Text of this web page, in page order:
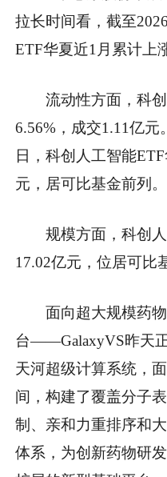
拉长时间看，截至
ETF华夏近1月累计上
流动性方面，科
6.56%，成交1.11亿
日，科创人工智能
元，居可比基金前列。
规模方面，科创
17.02亿元，位居可比
面向超大规模药
台——GalaxyVS昨天
天河超级计算系统，
间，构建了覆盖分子
制、亲和力重排序和
体系，为创新药物研